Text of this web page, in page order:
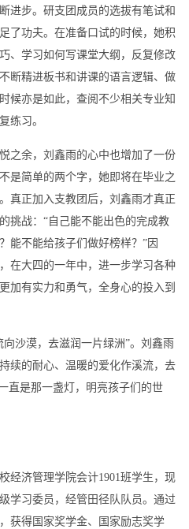
进步。研支团成员的选拔有笔试和
了功夫。在准备口试的时候，她积
、学习如何写课堂大纲，反复修改
断精进板书和讲课的语言逻辑、做
候亦是如此，查阅不少相关专业知
练习。
之余，刘鑫雨的心中也增加了一份
是简单的两个字，她即将在毕业之
真正加入支教团后，刘鑫雨才真正
挑战：“自己能不能出色的完成教
能不能给孩子们做好榜样？”因
在大四的一年中，进一步学习各种
加有实力和勇气，全身心的投入到
沙漠，去滋润一片绿洲”。刘鑫雨
续的耐心、温暖的爱化作溪流，去
直是那一盏灯，明亮孩子们的世
经济管理学院会计1901班学生，现
学习委员，经管田径队队员。通过
获得国家奖学金、国家励志奖学